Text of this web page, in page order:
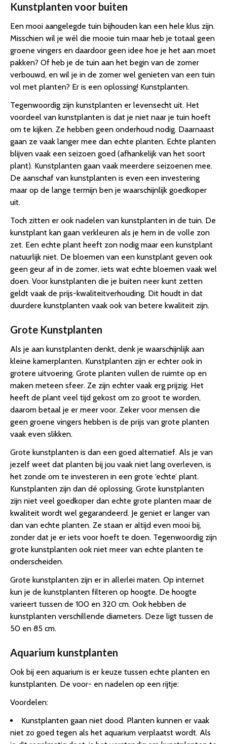
Kunstplanten voor buiten
Een mooi aangelegde tuin bijhouden kan een hele klus zijn.
Misschien wil je wél die mooie tuin maar heb je totaal geen
groene vingers en daardoor geen idee hoe je het aan moet
pakken? Of heb je de tuin aan het begin van de zomer
verbouwd, en wil je in de zomer wel genieten van een tuin
vol met planten? Er is een oplossing! Kunstplanten.
Tegenwoordig zijn kunstplanten er levensecht uit. Het
voordeel van kunstplanten is dat je niet naar je tuin hoeft
om te kijken. Ze hebben geen onderhoud nodig. Daarnaast
gaan ze vaak langer mee dan echte planten. Echte planten
blijven vaak een seizoen goed (afhankelijk van het soort
plant). Kunstplanten gaan vaak meerdere seizoenen mee.
De aanschaf van kunstplanten is even een investering
maar op de lange termijn ben je waarschijnlijk goedkoper
uit.
Toch zitten er ook nadelen van kunstplanten in de tuin. De
kunstplant kan gaan verkleuren als je hem in de volle zon
zet. Een echte plant heeft zon nodig maar een kunstplant
natuurlijk niet. De bloemen van een kunstplant geven ook
geen geur af in de zomer, iets wat echte bloemen vaak wel
doen. Voor kunstplanten die je buiten neer kunt zetten
geldt vaak de prijs-kwaliteitverhouding. Dit houdt in dat
duurdere kunstplanten vaak ook van betere kwaliteit zijn.
Grote Kunstplanten
Als je aan kunstplanten denkt, denk je waarschijnlijk aan
kleine kamerplanten. Kunstplanten zijn er echter ook in
grotere uitvoering. Grote planten vullen de ruimte op en
maken meteen sfeer. Ze zijn echter vaak erg prijzig. Het
heeft de plant veel tijd gekost om zo groot te worden,
daarom betaal je er meer voor. Zeker voor mensen die
geen groene vingers hebben is de prijs van grote planten
vaak even slikken.
Grote kunstplanten is dan een goed alternatief. Als je van
jezelf weet dat planten bij jou vaak niet lang overleven, is
het zonde om te investeren in een grote ‘echte’ plant.
Kunstplanten zijn dan dé oplossing. Grote kunstplanten
zijn niet veel goedkoper dan echte grote planten maar de
kwaliteit wordt wel gegarandeerd. Je geniet er langer van
dan van echte planten. Ze staan er altijd even mooi bij,
zonder dat je er iets voor hoeft te doen. Tegenwoordig zijn
grote kunstplanten ook niet meer van echte planten te
onderscheiden.
Grote kunstplanten zijn er in allerlei maten. Op internet
kun je de kunstplanten filteren op hoogte. De hoogte
varieert tussen de 100 en 320 cm. Ook hebben de
kunstplanten verschillende diameters. Deze ligt tussen de
50 en 85 cm.
Aquarium kunstplanten
Ook bij een aquarium is er keuze tussen echte planten en
kunstplanten. De voor- en nadelen op een rijtje:
Voordelen:
Kunstplanten gaan niet dood. Planten kunnen er vaak
niet zo goed tegen als het aquarium verplaatst wordt. Als